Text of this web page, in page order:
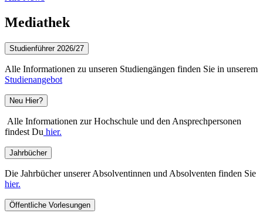
Mediathek
Studienführer 2026/27
Alle Informationen zu unseren Studiengängen finden Sie in unserem
Studienangebot
Neu Hier?
Alle Informationen zur Hochschule und den Ansprechpersonen
findest Du hier.
Jahrbücher
Die Jahrbücher unserer Absolventinnen und Absolventen finden Sie
hier.
Öffentliche Vorlesungen